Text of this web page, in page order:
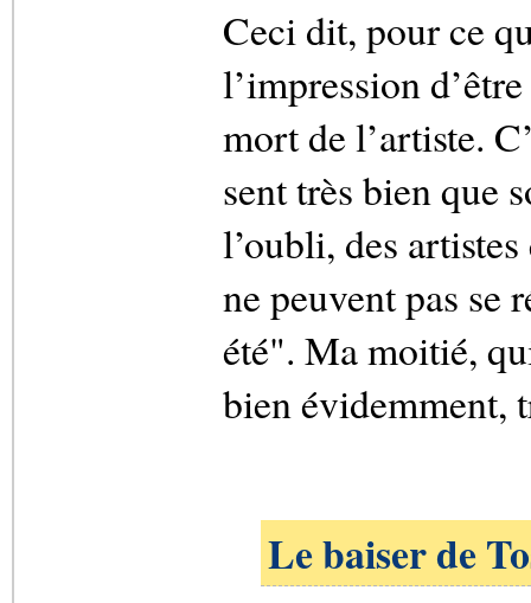
Ceci dit, pour ce
l’impression
mort de l’artiste.
sent très bien que
l’oubli, des
ne peuvent pas se
été". Ma moitié,
bien évidemment,
Le baiser de